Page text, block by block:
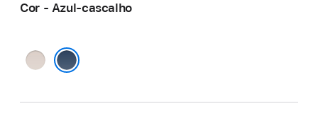
Cor - Azul-cascalho
Calcário